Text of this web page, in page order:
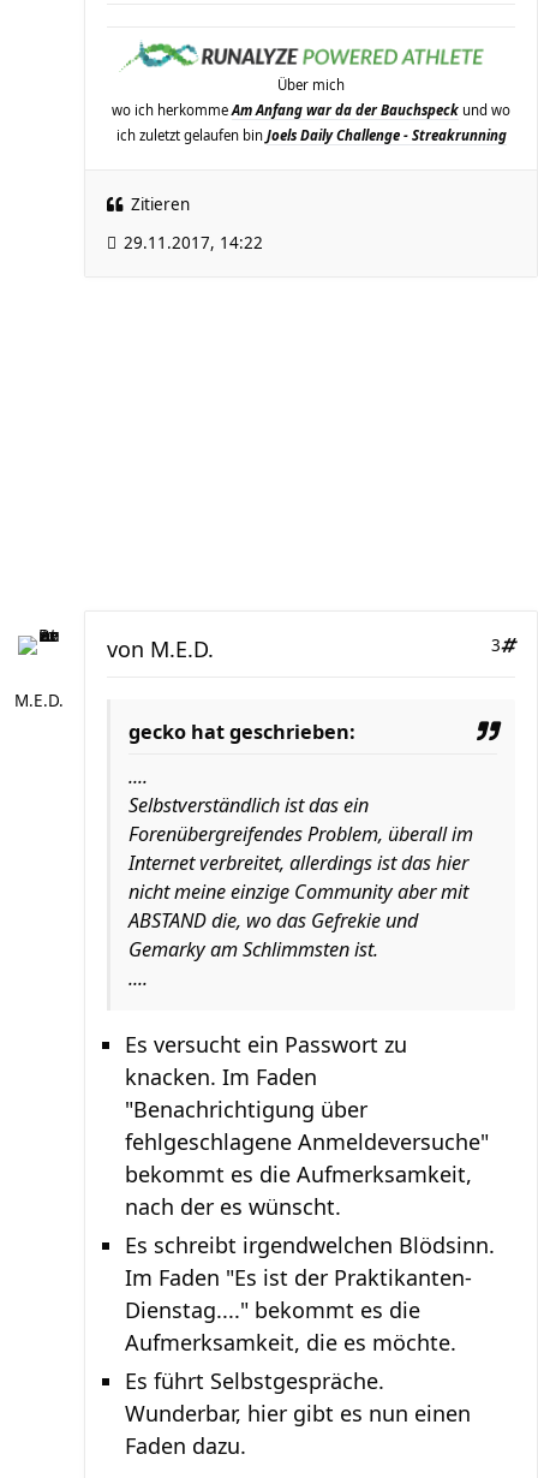
Über mich
wo ich herkommeAm Anfang war da der Bauchspeck und wo
ich zuletzt gelaufen bin Joels Daily Challenge - Streakrunning
Zitieren
29.11.2017, 14:22
M.E.D.
3
von M.E.D.
gecko hat geschrieben:
....
Selbstverständlich ist das ein
Forenübergreifendes Problem, überall im
Internet verbreitet, allerdings ist das hier
nicht meine einzige Community aber mit
ABSTAND die, wo das Gefrekie und
Gemarky am Schlimmsten ist.
....
Es versucht ein Passwort zu
knacken. Im Faden
"Benachrichtigung über
fehlgeschlagene Anmeldeversuche"
bekommt es die Aufmerksamkeit,
nach der es wünscht.
Es schreibt irgendwelchen Blödsinn.
Im Faden "Es ist der Praktikanten-
Dienstag...." bekommt es die
Aufmerksamkeit, die es möchte.
Es führt Selbstgespräche.
Wunderbar, hier gibt es nun einen
Faden dazu.